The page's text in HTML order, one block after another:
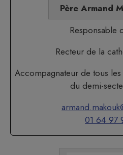
Père Armand
Responsable
Recteur de la
Accompagnateur de tous
du demi-
01 64 97